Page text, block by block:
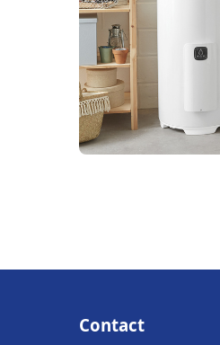
Contact